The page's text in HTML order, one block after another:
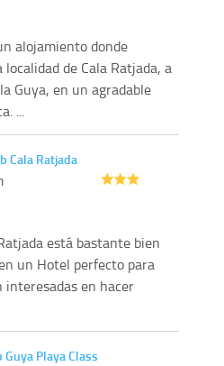
alojamiento donde
de Cala Ratjada, a
Guya, en un agradable
...
Cala Ratjada
está bastante bien
un Hotel perfecto para
interesadas en hacer
Guya Playa Class